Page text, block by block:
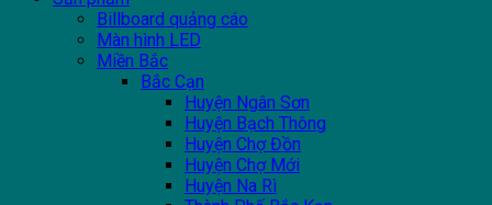
Billboard quảng cáo
Màn hình LED
Miền Bắc
Bắc Cạn
Huyện Ngân Sơn
Huyện Bạch Thông
Huyện Chợ Đồn
Huyện Chợ Mới
Huyện Na Rì